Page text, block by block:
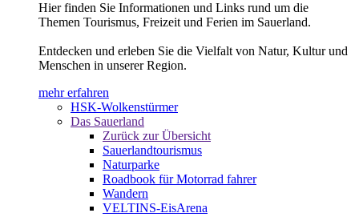
Hier finden Sie Informationen und Links rund um die
Themen Tourismus, Freizeit und Ferien im Sauerland.
Entdecken und erleben Sie die Vielfalt von Natur, Kultur und
Menschen in unserer Region.
mehr erfahren
HSK-Wolkenstürmer
Das Sauerland
Zurück zur Übersicht
Sauerlandtourismus
Naturparke
Roadbook für Motorrad fahrer
Wandern
VELTINS-EisArena